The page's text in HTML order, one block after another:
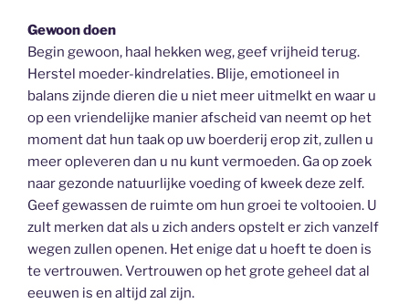
Gewoon doen
Begin gewoon, haal hekken weg, geef vrijheid terug.
Herstel moeder-kindrelaties. Blije, emotioneel in
balans zijnde dieren die u niet meer uitmelkt en waar u
op een vriendelijke manier afscheid van neemt op het
moment dat hun taak op uw boerderij erop zit, zullen u
meer opleveren dan u nu kunt vermoeden. Ga op zoek
naar gezonde natuurlijke voeding of kweek deze zelf.
Geef gewassen de ruimte om hun groei te voltooien. U
zult merken dat als u zich anders opstelt er zich vanzelf
wegen zullen openen. Het enige dat u hoeft te doen is
te vertrouwen. Vertrouwen op het grote geheel dat al
eeuwen is en altijd zal zijn.